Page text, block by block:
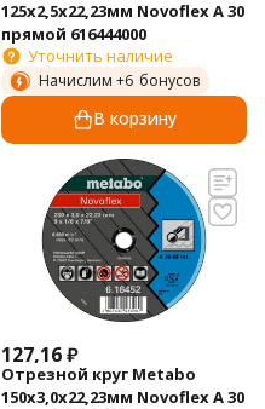
125х2,5х22,23мм Novoflex A 30
прямой 616444000
Уточнить наличие
Начислим +6 бонусов
В корзину
127,16₽
Отрезной круг Metabo
150х3,0х22,23мм Novoflex A 30